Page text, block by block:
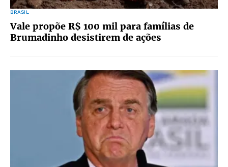
BRASIL
Vale propõe R$ 100 mil para famílias de
Brumadinho desistirem de ações